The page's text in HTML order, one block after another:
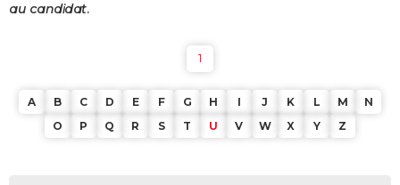
au candidat.
1
A B C D E F G H I J K L M
N
O
P Q R S T U V W X Y Z